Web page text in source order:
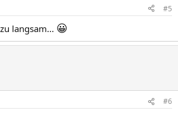
#5
langsam... 😀
#6